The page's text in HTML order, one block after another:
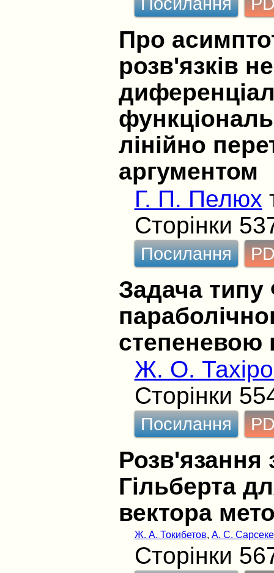
Про
розв'язків
лінійно
аргументом
Г. П. Пелюх
Сторінки
Посилання
Задача
степеневою
Ж. О.
Сторінки
Посилання
Розв'язання
Гільберта
вектора
Ж. А. Токибетов, А. С.
Сторінки